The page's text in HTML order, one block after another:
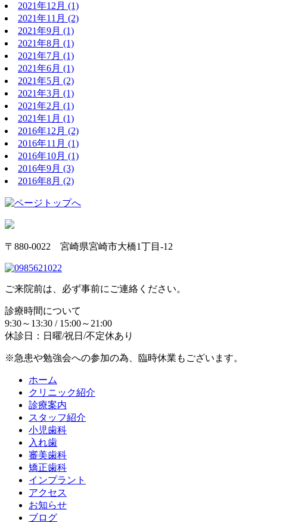
2021年12月 (1)
2021年11月 (2)
2021年9月 (1)
2021年8月 (1)
2021年7月 (1)
2021年6月 (1)
2021年5月 (2)
2021年3月 (1)
2021年2月 (1)
2021年1月 (1)
2016年12月 (2)
2016年11月 (1)
2016年10月 (1)
2016年9月 (3)
2016年8月 (2)
〒880-0022 宮崎県宮崎市大橋1丁目-12
ご来院前は、必ず事前にご連絡ください。
診療時間について
9:30～13:30 / 15:00～21:00
休診日：日曜/祝日/不定休あり
※急患や勉強会への参加の為、臨時休業もございます。
ホーム
クリニック紹介
診療案内
スタッフ紹介
小児歯科
入れ歯
審美歯科
矯正歯科
インプラント
アクセス
お知らせ
ブログ